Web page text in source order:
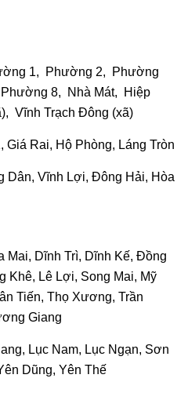
1, Phường 2, Phường
8, Nhà Mát, Hiệp
Vĩnh Trạch Đông (xã)
Rai, Hộ Phòng, Láng Tròn
Dân, Vĩnh Lợi, Đông Hải, Hòa
Mai, Dĩnh Trì, Dĩnh Kế, Đồng
Khê, Lê Lợi, Song Mai, Mỹ
Tiến, Thọ Xương, Trần
Giang
Lục Nam, Lục Ngạn, Sơn
Dũng, Yên Thế